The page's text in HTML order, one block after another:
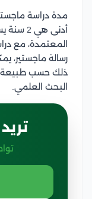
مدة دراسة
أدنى هي
المعتمدة، مع
رسالة ماجستير،
ذلك حسب طبيعة
البحث العلمي.​